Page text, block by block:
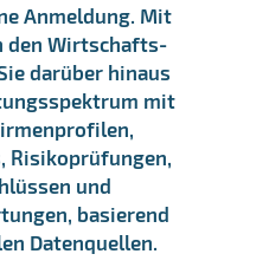
Anmeldung. Mit
den Wirtschafts-
darüber hinaus
mit
Risikoprüfungen,
und
basierend
Datenquellen.